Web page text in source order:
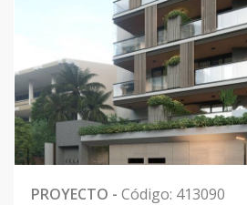
PROYECTO - Código: 413090